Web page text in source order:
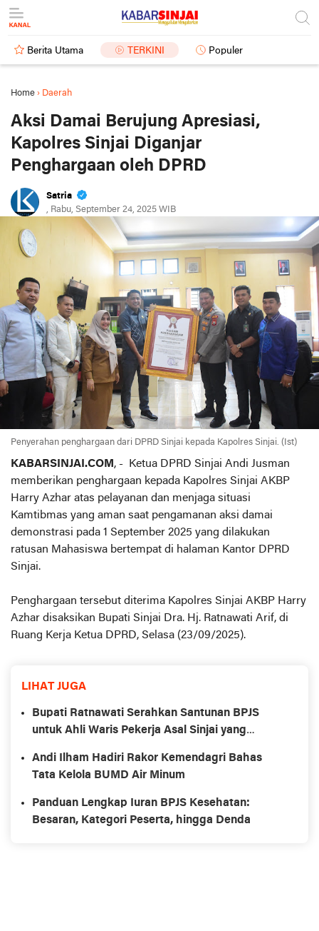
Berita Utama TERKINI Populer
Home › Daerah
Aksi Damai Berujung Apresiasi,
Kapolres Sinjai Diganjar
Penghargaan oleh DPRD
Satria
, Rabu, September 24, 2025 WIB
Penyerahan penghargaan dari DPRD Sinjai kepada Kapolres Sinjai. (Ist)
KABARSINJAI.COM , - Ketua DPRD Sinjai Andi Jusman
memberikan penghargaan kepada Kapolres Sinjai AKBP
Harry Azhar atas pelayanan dan menjaga situasi
Kamtibmas yang aman saat pengamanan aksi damai
demonstrasi pada 1 September 2025 yang dilakukan
ratusan Mahasiswa bertempat di halaman Kantor DPRD
Sinjai.
Penghargaan tersebut diterima Kapolres Sinjai AKBP Harry
Azhar disaksikan Bupati Sinjai Dra. Hj. Ratnawati Arif, di
Ruang Kerja Ketua DPRD, Selasa (23/09/2025).
LIHAT JUGA
Bupati Ratnawati Serahkan Santunan BPJS
untuk Ahli Waris Pekerja Asal Sinjai yang
Andi Ilham Hadiri Rakor Kemendagri Bahas
Tata Kelola BUMD Air Minum
Panduan Lengkap Iuran BPJS Kesehatan:
Besaran, Kategori Peserta, hingga Denda